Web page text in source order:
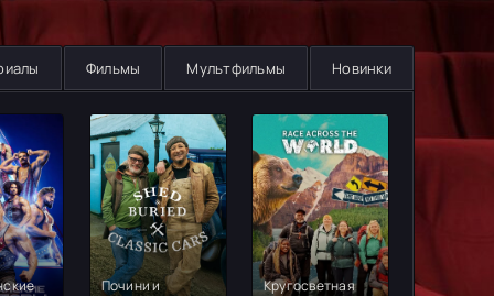
Фильмы Мультфильмы Новинки
Почини и
Кругосветная
Брайан